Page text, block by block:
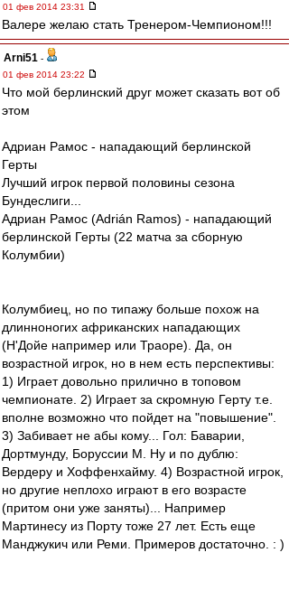
01 фев 2014 23:31
Валере желаю стать Тренером-Чемпионом!!!
Arni51 -
01 фев 2014 23:22
Что мой берлинский друг может сказать вот об
этом
Адриан Рамос - нападающий берлинской
Герты
Лучший игрок первой половины сезона
Бундеслиги...
Адриан Рамос (Adrián Ramos) - нападающий
берлинской Герты (22 матча за сборную
Колумбии)
Колумбиец, но по типажу больше похож на
длинноногих африканских нападающих
(Н'Дойе например или Траоре). Да, он
возрастной игрок, но в нем есть перспективы:
1) Играет довольно прилично в топовом
чемпионате. 2) Играет за скромную Герту т.е.
вполне возможно что пойдет на "повышение".
3) Забивает не абы кому... Гол: Баварии,
Дортмунду, Боруссии М. Ну и по дублю:
Вердеру и Хоффенхайму. 4) Возрастной игрок,
но другие неплохо играют в его возрасте
(притом они уже заняты)... Например
Мартинесу из Порту тоже 27 лет. Есть еще
Манджукич или Реми. Примеров достаточно. : )